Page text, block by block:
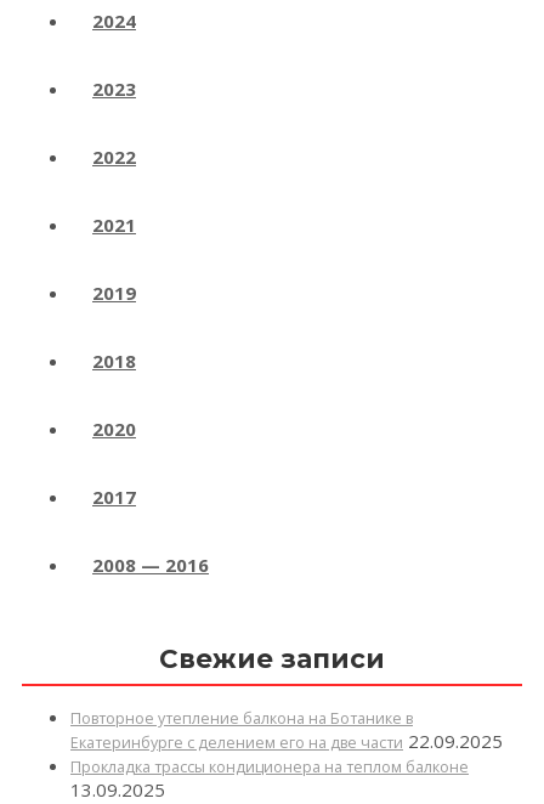
2024
2023
2022
2021
2019
2018
2020
2017
2008 — 2016
Свежие записи
Повторное утепление балкона на Ботанике в
Екатеринбурге с делением его на две части 22.09.2025
Прокладка трассы кондиционера на теплом балконе
13.09.2025